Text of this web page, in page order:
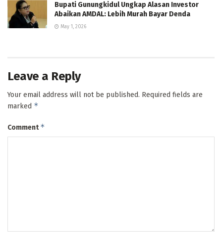
Bupati Gunungkidul Ungkap Alasan Investor
Abaikan AMDAL: Lebih Murah Bayar Denda
May 1, 2026
Leave a Reply
Your email address will not be published. Required fields are
marked *
Comment*